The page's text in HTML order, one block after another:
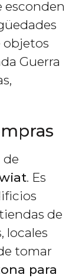
esconden
objetos
Guerra
de
. Es
de
locales
tomar
para